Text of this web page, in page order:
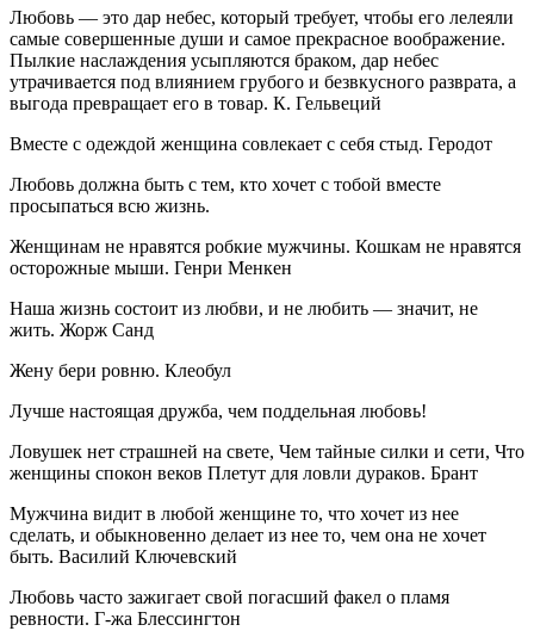
Любовь — это дар небес, который требует, чтобы его лелеяли
самые совершенные души и самое прекрасное воображение.
Пылкие наслаждения усыпляются браком, дар небес
утрачивается под влиянием грубого и безвкусного разврата, а
выгода превращает его в товар. К. Гельвеций
Вместе с одеждой женщина совлекает с себя стыд. Геродот
Любовь должна быть с тем, кто хочет с тобой вместе
просыпаться всю жизнь.
Женщинам не нравятся робкие мужчины. Кошкам не нравятся
осторожные мыши. Генри Менкен
Наша жизнь состоит из любви, и не любить — значит, не
жить. Жорж Санд
Жену бери ровню. Клеобул
Лучше настоящая дружба, чем поддельная любовь!
Ловушек нет страшней на свете, Чем тайные силки и сети, Что
женщины спокон веков Плетут для ловли дураков. Брант
Мужчина видит в любой женщине то, что хочет из нее
сделать, и обыкновенно делает из нее то, чем она не хочет
быть. Василий Ключевский
Любовь часто зажигает свой погасший факел о пламя
ревности. Г-жа Блессингтон